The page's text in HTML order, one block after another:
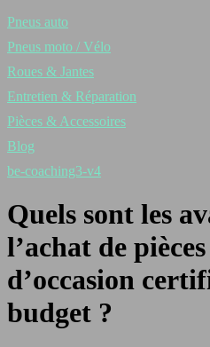
Pneus auto
Pneus moto / Vélo
Roues & Jantes
Entretien & Réparation
Pièces & Accessoires
Blog
be-coaching3-v4
Quels sont les
l’achat de
d’occasion
budget ?